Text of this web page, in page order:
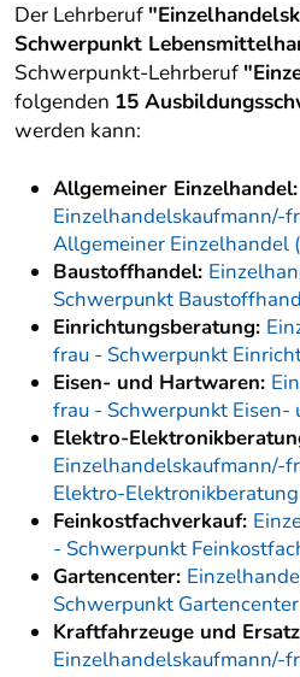
Der Lehrberuf
Schwerpunkt
Schwerpunkt-Lehrberuf
folgenden 15
werden kann:
Allgemeiner Einzelhandel:
Einzelhandelskaufmann/-
Allgemeiner Einzelhandel
Baustoffhandel:
Schwerpunkt
Einrichtungsberatung:
frau - Schwerpunkt
Eisen- und Hartwaren:
frau - Schwerpunkt Eisen-
Elektro-
Einzelhandelskaufmann/-
Elektro-
Feinkostfachverkauf:
- Schwerpunkt
Gartencenter:
Schwerpunkt
Kraftfahrzeuge und
Einzelhandelskaufmann/-